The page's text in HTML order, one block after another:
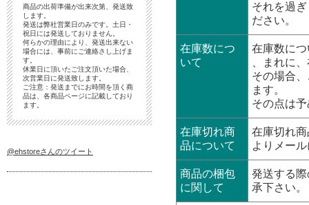
それを過
ださい。
在庫数につ
いて
在庫数に
、まれに
その場合
ます。
その点は
在庫切れ商
品について
在庫切れ
よりメー
商品の梱包
に関して
発送する
承下さい。
商品の出荷準備が出来次第、発送致
します。
発送は弊社営業日のみです。土日・
祝日には発送しておりません。
何らかの理由により、発送出来ない
場合には、事前にご連絡さし上げま
す。
休業日に頂いたご注文頂いた場合、
次営業日に発送致します。
ご注意：発送までにお時間を頂く商
品は、各商品ページに記載しており
ます。
@ehstoreさんのツイート